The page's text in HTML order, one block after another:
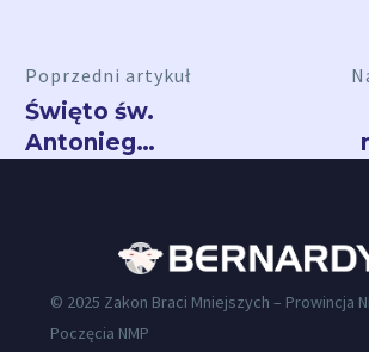
Poprzedni artykuł
Święto św.
Antoniego
© 2025 Zakon Braci Mniejszych – Prowincja
Poczęcia NMP